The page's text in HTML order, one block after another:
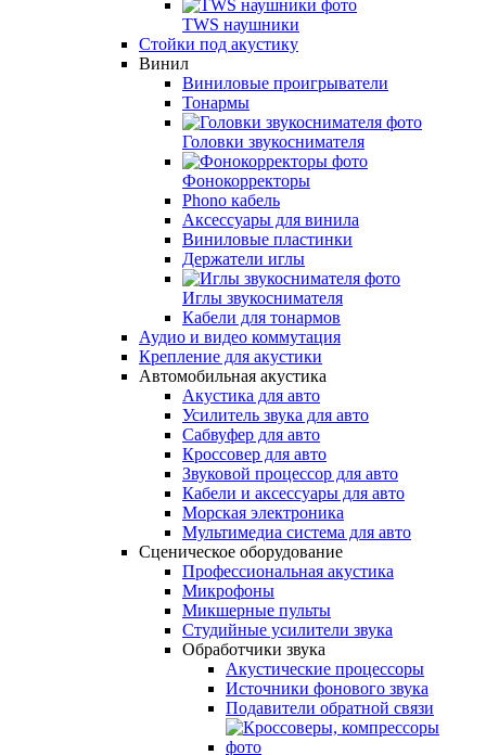
TWS наушники
Стойки под акустику
Винил
Виниловые проигрыватели
Тонармы
Головки звукоснимателя
Фонокорректоры
Phono кабель
Аксессуары для винила
Виниловые пластинки
Держатели иглы
Иглы звукоснимателя
Кабели для тонармов
Аудио и видео коммутация
Крепление для акустики
Автомобильная акустика
Акустика для авто
Усилитель звука для авто
Сабвуфер для авто
Кроссовер для авто
Звуковой процессор для авто
Кабели и аксессуары для авто
Морская электроника
Мультимедиа система для авто
Сценическое оборудование
Профессиональная акустика
Микрофоны
Микшерные пульты
Студийные усилители звука
Обработчики звука
Акустические процессоры
Источники фонового звука
Подавители обратной связи